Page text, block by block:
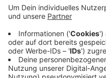
dabei ist nur eine
Freitag (27.08.21) gibt
Kitchenklub, dann von
Wuppertal ist die
unterdurchschnittlich,
überdurchschnittlich